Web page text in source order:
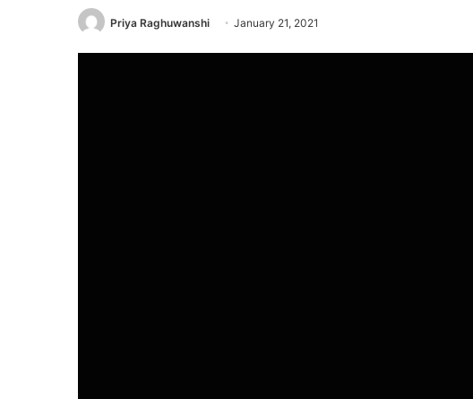
Priya Raghuwanshi January 21, 2021